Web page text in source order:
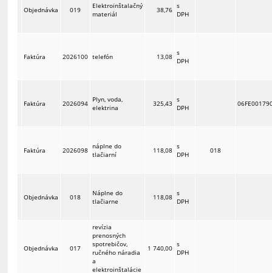
Objednávka 019
Elektroinštalačný
materiál
38,76 s
DPH
Faktúra 2026100 telefón 13,08 s
DPH
Faktúra 2026094 Plyn, voda,
elektrina
325,43 s
DPH
Faktúra 2026098 náplne do
tlačiarní
118,08 s
DPH
018
Objednávka 018
Náplne do
tlačiarne
118,08 s
DPH
Objednávka 017
revízia
prenosných
spotrebičov,
ručného náradia
a
elektroinštalácie
1 740,00 s
DPH